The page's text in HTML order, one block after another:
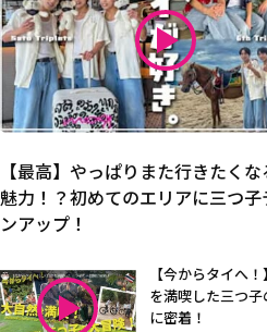
【最高】やっぱりまた行きたく
魅力！？初めてのエリアに三つ子
ンアップ！
【今からタイへ
を満喫した三つ
に密着！